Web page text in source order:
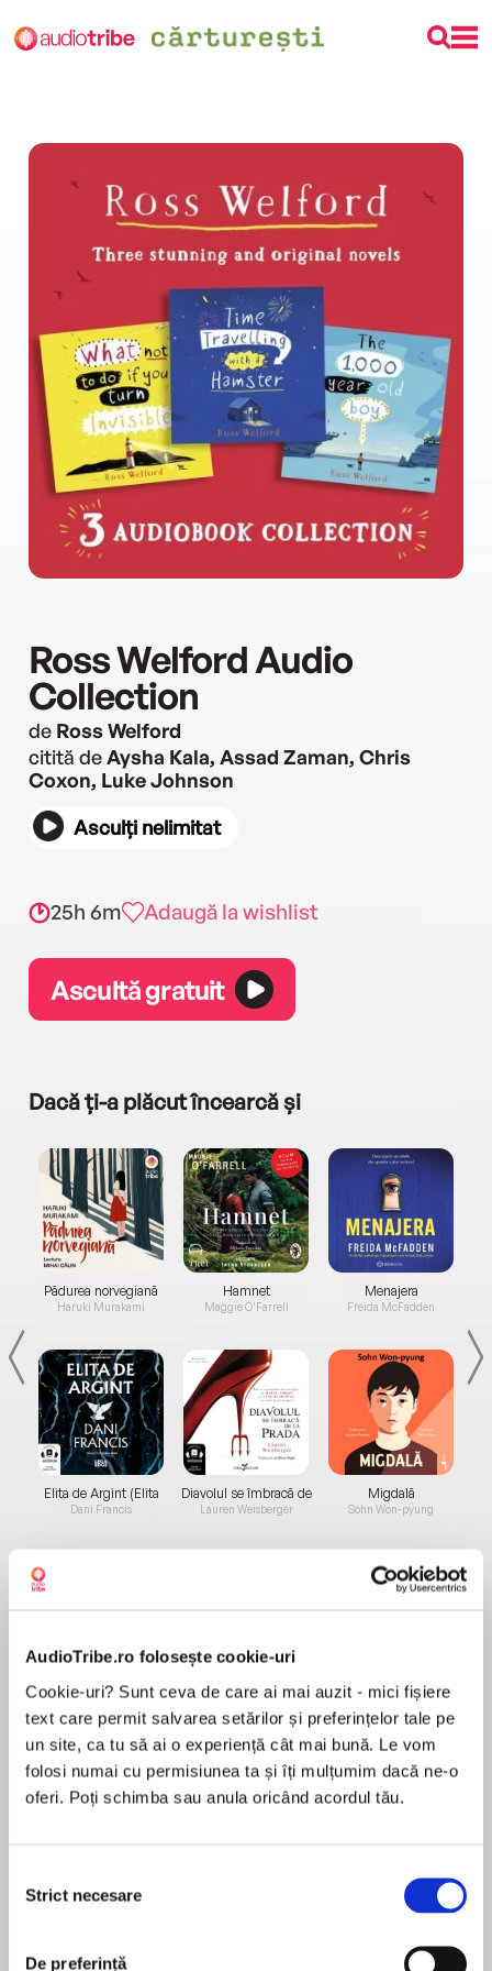
AudioTribe.ro folosește cookie-uri
Cookie-uri? Sunt ceva de care ai mai auzit - mici fișiere
text care permit salvarea setărilor și preferințelor tale pe
un site, ca tu să ai o experiență cât mai bună. Le vom
folosi numai cu permisiunea ta și îți mulțumim dacă ne-o
oferi. Poți schimba sau anula oricând acordul tău.
consimțământului
Strict necesare
De preferință
Ross Welford Audio
Collection
de Ross Welford
citită deAysha Kala, Assad Zaman, Chris
Coxon, Luke Johnson
Asculți nelimitat
25h 6m Adaugă la wishlist
Ascultă gratuit
Dacă ți-a plăcut încearcă și
Pădurea norvegiană
Haruki Murakami
Elita de Argint (Elita
de...
Dani Francis
Hamnet
Maggie O'Farrell
Diavolul se îmbracă de
la...
Lauren Weisberger
Menajera
Freida McFadden
Migdală
Sohn Won-pyung
Three extraordinary adventures from the
bestselling and Costa-shortlisted author Ross
Welford.
’My dad died twice. Once when he was thirty-
twelve.’
MAI MULT
Ross Welford